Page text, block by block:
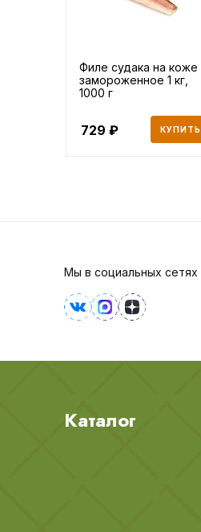
Филе судака на коже
замороженное 1 кг,
1000 г
729 КУПИТЬ
Мы в социальных сетях
Каталог